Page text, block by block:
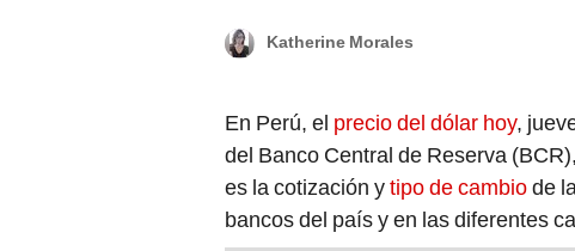
Katherine Morales
En Perú, el precio del dólar hoy,
del Banco Central de Reserva
es la cotización ytipo de cambiode
bancos del país y en las diferentes